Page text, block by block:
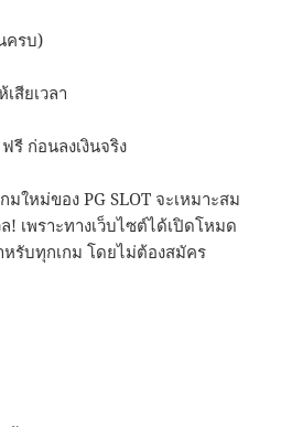
ครบ)
สียเวลา
รี ก่อนลงเงินจริง
ใหม่ของ PG SLOT จะเหมาะสม
เพราะทางเว็บไซต์ได้เปิดโหมด
รับทุกเกม โดยไม่ต้องสมัคร